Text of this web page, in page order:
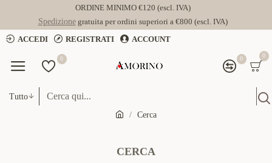
ORDINE MINIMO €120 (escl. IVA)
Spedizionegratuita per ordini superiori a €800 (escl. IVA)
ACCEDI
REGISTRATI ACCOUNT
0 0 0
Tutto
Cerca
CERCA